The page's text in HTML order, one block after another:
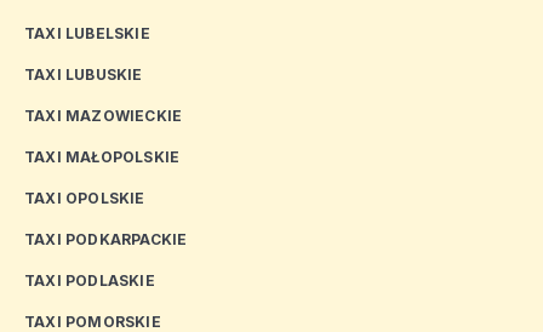
TAXI LUBELSKIE
TAXI LUBUSKIE
TAXI MAZOWIECKIE
TAXI MAŁOPOLSKIE
TAXI OPOLSKIE
TAXI PODKARPACKIE
TAXI PODLASKIE
TAXI POMORSKIE